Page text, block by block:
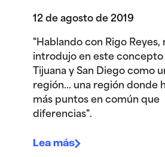
12 de agosto de 2019
"Hablando con Rigo Reyes,
introdujo en este concepto
Tijuana y San Diego como
región... una región donde
más puntos en común que
diferencias".
Lea más